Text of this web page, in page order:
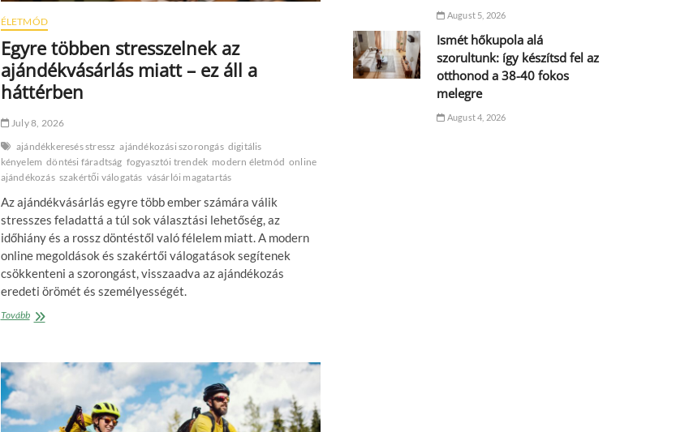
ÉLETMÓD
Egyre többen stresszelnek az
ajándékvásárlás miatt – ez áll a
háttérben
July 8, 2026
ajándékkeresés stressz ajándékozási szorongás digitális
kényelem döntési fáradtság fogyasztói trendek modern életmód online
ajándékozás szakértői válogatás vásárlói magatartás
Az ajándékvásárlás egyre több ember számára válik
stresszes feladattá a túl sok választási lehetőség, az
időhiány és a rossz döntéstől való félelem miatt. A modern
online megoldások és szakértői válogatások segítenek
csökkenteni a szorongást, visszaadva az ajándékozás
eredeti örömét és személyességét.
TovábbEgyre
ajándékvásárlás
ez
August 5, 2026
Ismét hőkupola alá
szorultunk: így készítsd fel az
otthonod a 38-40 fokos
melegre
August 4, 2026